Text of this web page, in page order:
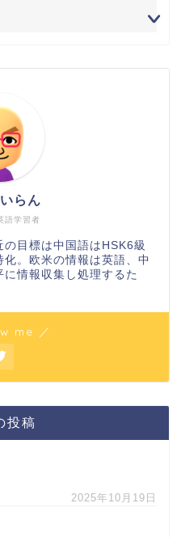
語学習者
らん
目標は中国語はHSK6級
。欧米の情報は英語、中
情報収集し処理するた
me ／
投稿
2025年10月19日